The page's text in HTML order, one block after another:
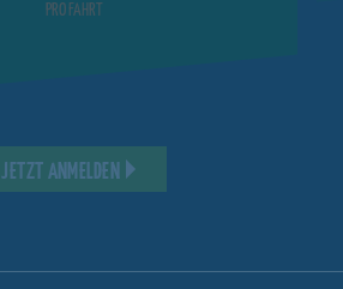
PRO FAHRT
JETZT ANMELDEN